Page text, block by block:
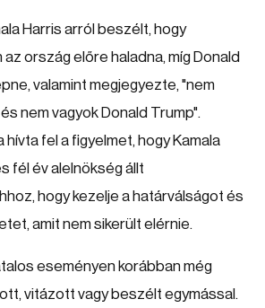
Harris arról beszélt, hogy
ország előre haladna, míg Donald
valamint megjegyezte, "nem
nem vagyok Donald Trump".
hívta fel a figyelmet, hogy Kamala
fél év alelnökség állt
hogy kezelje a határválságot és
amit nem sikerült elérnie.
eseményen korábban még
vitázott vagy beszélt egymással.